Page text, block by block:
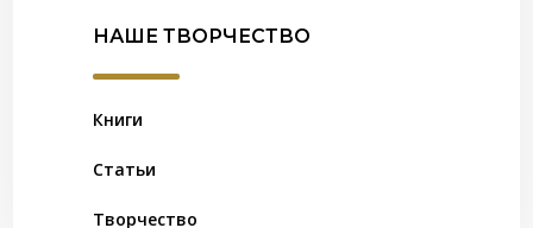
НАШЕ ТВОРЧЕСТВО
Книги
Статьи
Творчество